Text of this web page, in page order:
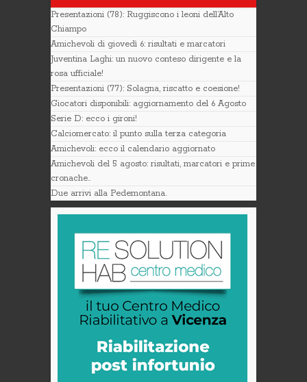
Presentazioni (78): Ruggiscono i leoni dell’Alto
Chiampo
Amichevoli di giovedì 6: risultati e marcatori
Juventina Laghi: un nuovo conteso dirigente e la
rosa ufficiale!
Presentazioni (77): Solagna, riscatto e coesione!
Giocatori disponibili: aggiornamento del 6 Agosto
Serie D: ecco i gironi!
Calciomercato: il punto sulla terza categoria
Amichevoli: ecco il calendario aggiornato
Amichevoli del 5 agosto: risultati, marcatori e prime
cronache..
Due arrivi alla Pedemontana.